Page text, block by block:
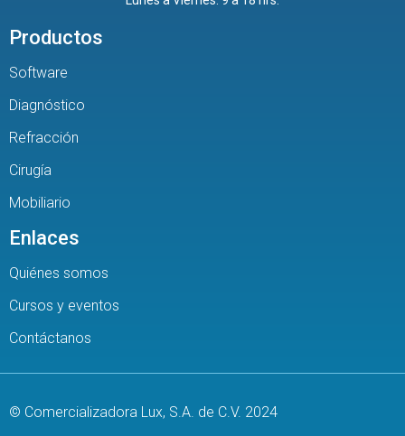
Productos
Software
Diagnóstico
Refracción
Cirugía
Mobiliario
Enlaces
Quiénes somos
Cursos y eventos
Contáctanos
© Comercializadora Lux, S.A. de C.V. 2024